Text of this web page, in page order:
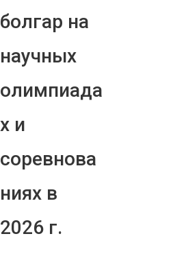
болгар на
научных
олимпиада
х и
соревнова
ниях в
2026 г.